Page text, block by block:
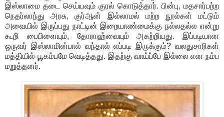
இஸ்லாமை தடை செய்யவும் குரல் கொடுத்தார். பின்பு, மதசார்பற்ற
நெதர்லாந்து அரசு, குர்ஆன் இல்லாமல் மற்ற நூல்கள் மட்டும்
அவையில் இருப்பது நாட்டின் இறையாண்மைக்கு நல்லதல்ல என்று
கூறி பைபிளையும், தோராஹ்வையும் அகற்றியது. இப்படியான
ஒருவர் இஸ்லாமின்பால் வந்தால் எப்படி இருக்கும்? வலதுசாரிகள்
மத்தியில் பூகம்பமே வெடித்தது. இதற்கு வாய்ப்பே இல்லை என நம்ப
மறுத்தனர்.